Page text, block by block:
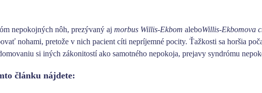
nepokojných nôh, prezývaný aj morbus Willis-Ekbom aleboWillis-Ekbomova
nohami, pretože v nich pacient cíti nepríjemné pocity. Ťažkosti sa horšia
si iných zákonitostí ako samotného nepokoja, prejavy syndrómu
článku nájdete: